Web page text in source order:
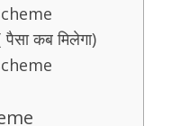
कब मिलेगा)